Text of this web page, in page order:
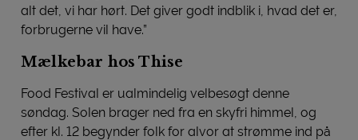
alt det, vi har hørt. Det giver godt indblik i, hvad det er,
forbrugerne vil have.”
Mælkebar hos Thise
Food Festival er ualmindelig velbesøgt denne
søndag. Solen brager ned fra en skyfri himmel, og
efter kl. 12 begynder folk for alvor at strømme ind på